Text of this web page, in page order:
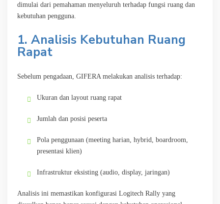
dimulai dari pemahaman menyeluruh terhadap fungsi ruang dan
kebutuhan pengguna.
1. Analisis Kebutuhan Ruang
Rapat
Sebelum pengadaan, GIFERA melakukan analisis terhadap:
Ukuran dan layout ruang rapat
Jumlah dan posisi peserta
Pola penggunaan (meeting harian, hybrid, boardroom,
presentasi klien)
Infrastruktur eksisting (audio, display, jaringan)
Analisis ini memastikan konfigurasi Logitech Rally yang